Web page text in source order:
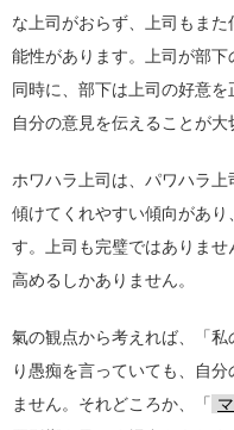
な上司がおらず、上司もま
能性があります。上司が部
同時に、部下は上司の好意
自分の意見を伝えることが大
ホワハラ上司は、パワハラ
傾けてくれやすい傾向があ
す。上司も完璧ではありま
高めるしかありません。
氣の観点から考えれば、「
り愚痴を言っていても、自
ません。それどころか、「